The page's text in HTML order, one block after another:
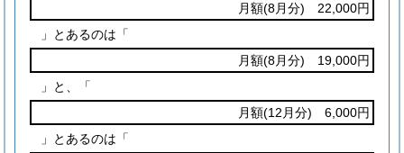
月額(8月分) 22,000円
」とあるのは「
月額(8月分) 19,000円
」と、「
月額(12月分) 6,000円
」とあるのは「